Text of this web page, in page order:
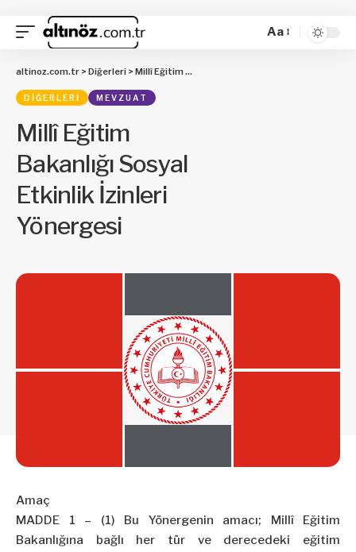
Aa
altinoz.com.tr > Diğerleri > Millî Eğitim Bakanlığı Sosyal Etkinlik İzinleri Yönergesi
DIĞERLERI MEVZUAT
Millî Eğitim
Bakanlığı Sosyal
Etkinlik İzinleri
Yönergesi
Amaç
MADDE 1 – (1) Bu Yönergenin amacı; Millî Eğitim
Bakanlığına bağlı her tür ve derecedeki eğitim